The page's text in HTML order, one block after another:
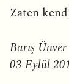
Zaten
Barış Ünver
03 Eylül